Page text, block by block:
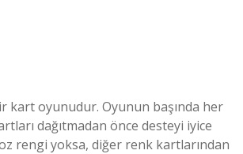
kart oyunudur. Oyunun başında her
dağıtmadan önce desteyi iyice
rengi yoksa, diğer renk kartlarından